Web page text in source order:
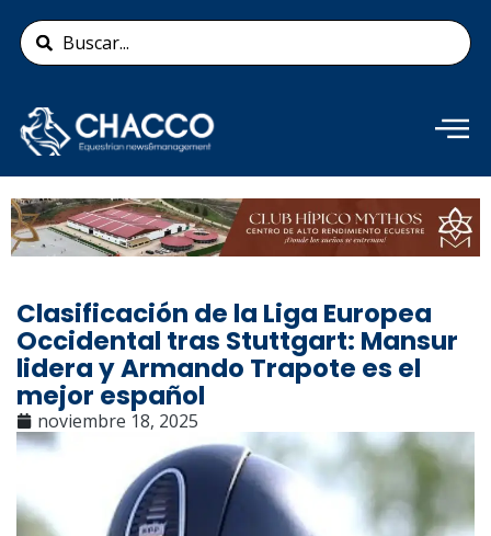
contenido
Search
...
Añade aquí tu texto de
cabecera
Clasificación de la Liga Europea
Occidental tras Stuttgart: Mansur
lidera y Armando Trapote es el
mejor español
noviembre 18, 2025